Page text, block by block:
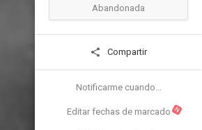
Abandonada
Compartir
Notificarme cuando...
Editar fechas de marcado N